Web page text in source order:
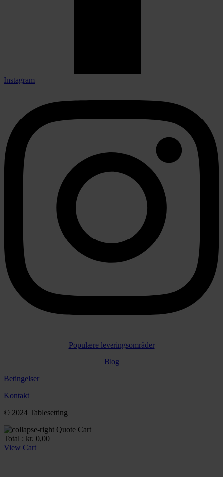
Instagram
Populære leveringsområder
Blog
Betingelser
Kontakt
© 2024 Tablesetting
Quote Cart
Total : kr. 0,00
View Cart